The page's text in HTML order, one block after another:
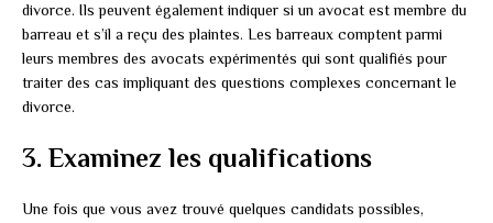
divorce. Ils peuvent également indiquer si un avocat est membre du
barreau et s’il a reçu des plaintes. Les barreaux comptent parmi
leurs membres des avocats expérimentés qui sont qualifiés pour
traiter des cas impliquant des questions complexes concernant le
divorce.
3. Examinez les qualifications
Une fois que vous avez trouvé quelques candidats possibles,